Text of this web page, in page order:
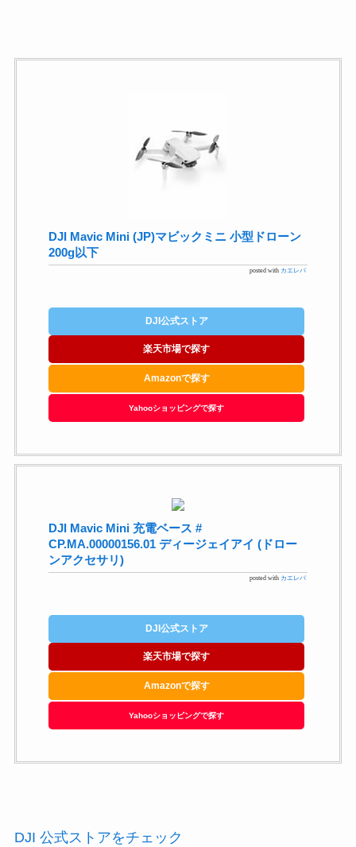
DJI Mavic Mini (JP)マビックミニ 小型ドローン
200g以下
posted with カエレバ
DJI公式ストア
楽天市場で探す
Amazonで探す
Yahooショッピングで探す
DJI Mavic Mini 充電ベース #
CP.MA.00000156.01 ディージェイアイ (ドロー
ンアクセサリ)
posted with カエレバ
DJI公式ストア
楽天市場で探す
Amazonで探す
Yahooショッピングで探す
DJI 公式ストアをチェック